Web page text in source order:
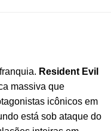
Resident Evil
massiva que
icônicos em
está sob ataque do